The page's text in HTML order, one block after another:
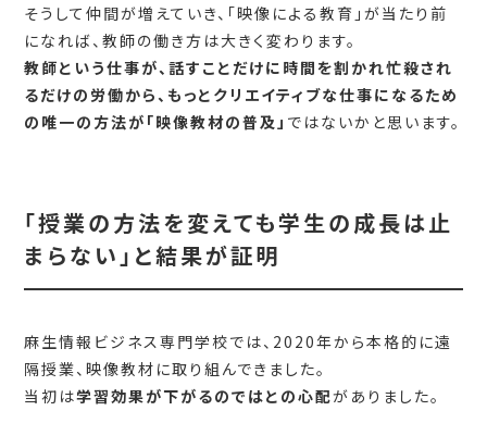
そうして仲間が増えていき、「映像による教育」が当たり前
になれば、教師の働き方は大きく変わります。
教師という仕事が、話すことだけに時間を割かれ忙殺され
るだけの労働から、もっとクリエイティブな仕事になるため
の唯一の方法が「映像教材の普及」 ではないかと思います。
「授業の方法を変えても学生の成長は止
まらない」と結果が証明
麻生情報ビジネス専門学校では、2020年から本格的に遠
隔授業、映像教材に取り組んできました。
当初は学習効果が下がるのではとの心配がありました。